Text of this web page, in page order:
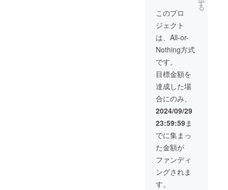
売され
ている
ゲーム
本体を
１箱お
贈りい
す。
白、黒
の９種
類各１
枚、計
９枚で
す。 ※
クラ
ファン
時とは
異なる
カード
をお贈
りいた
しま
す。 実
際に販
売する
ゲーム
本体を
１箱お
レイ
をお贈
りいた
しま
す。な
ちらの
青黒の
プレイ
は正式
な販売
ない非
売品と
す。黒
色を
に青色
しま
ザイン
につい
在調整
追って
活動報
告にて
公表さ
せてい
ます。
ス
ウェー
ド生地
の触り
心地、
見た目
「志炎
の色
者」
カード
１枚 ・
PR動画
権利 ・
ゲーム
本体１
箱（1st
EDITIO
N）（サ
イン入
り）
【詳
細】 本
作のク
ラウド
ファン
画を１
枚限定
でお贈
りいた
しま
す。
んで前
回から
２２３,
０００
円オフ
の７７
７,００
０円に
てのリ
ターン
となり
ます。
・タイ
す
る
このプロ
ジェクト
は、All-or-
Nothing方式
です。
目標金額を
達成した場
合にのみ、
2024/09/29
23:59:59ま
でに集まっ
た金額が
ファンディ
ングされま
す。